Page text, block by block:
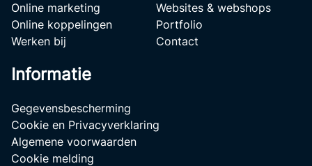
Online marketing
Websites & webshops
Online koppelingen
Portfolio
Werken bij
Contact
Informatie
Gegevensbescherming
Cookie en Privacyverklaring
Algemene voorwaarden
Cookie melding